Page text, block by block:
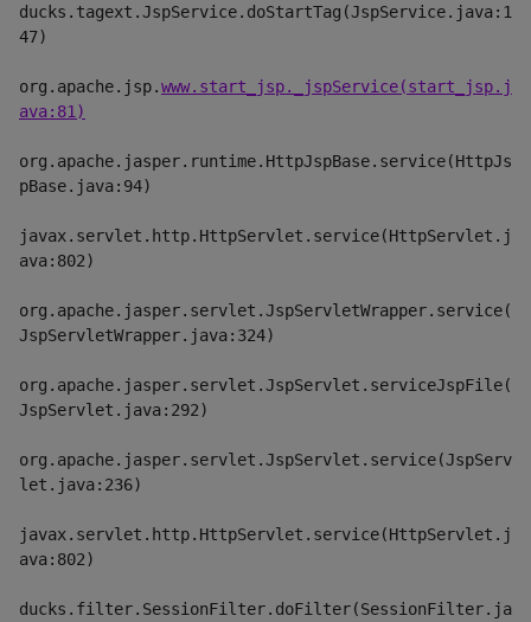
ducks.tagext.JspService.doStartTag(JspService.java:1
47)
org.apache.jsp.www.start_jsp._jspService(start_jsp.j
ava:81)
org.apache.jasper.runtime.HttpJspBase.service(HttpJs
pBase.java:94)
javax.servlet.http.HttpServlet.service(HttpServlet.j
ava:802)
org.apache.jasper.servlet.JspServletWrapper.service(
JspServletWrapper.java:324)
org.apache.jasper.servlet.JspServlet.serviceJspFile(
JspServlet.java:292)
org.apache.jasper.servlet.JspServlet.service(JspServ
let.java:236)
javax.servlet.http.HttpServlet.service(HttpServlet.j
ava:802)
ducks.filter.SessionFilter.doFilter(SessionFilter.ja